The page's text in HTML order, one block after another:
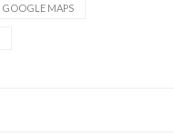
GOOGLE MAPS